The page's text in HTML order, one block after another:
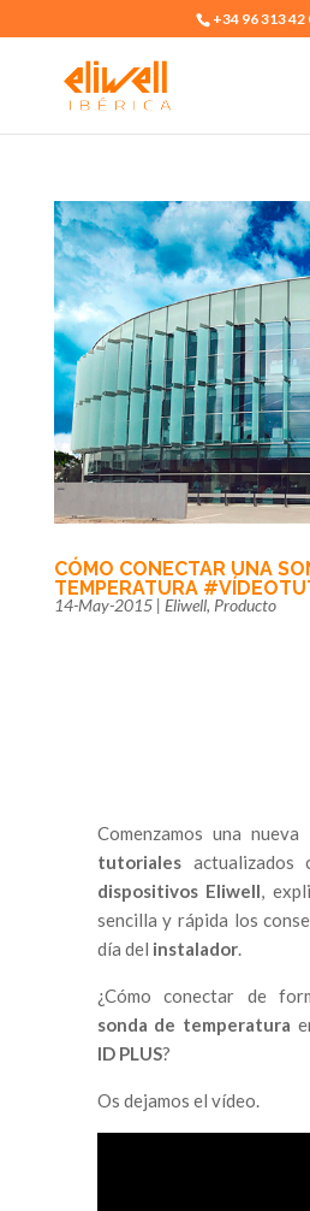
+34 96 313 42
CÓMO CONECTAR UNA
TEMPERATURA
14-May-2015| Eliwell, Producto
Comenzamos una
tutorialesactualizados
dispositivos Eliwell,
sencilla y rápida los
día del instalador.
¿Cómo conectar de
sonda de temperatura
ID PLUS?
Os dejamos el vídeo.